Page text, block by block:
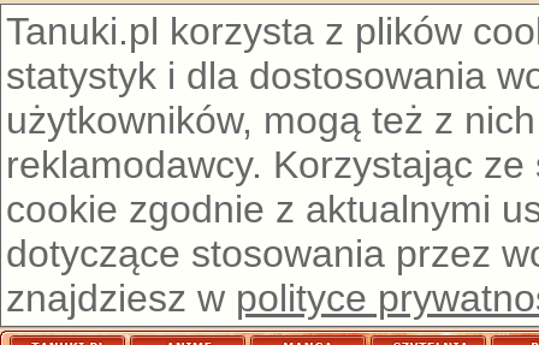
Tanuki.pl korzysta z plików
statystyk i dla dostosowania
użytkowników, mogą też z
reklamodawcy. Korzystając
cookie zgodnie z aktualnymi
dotyczące stosowania przez
znajdziesz w polityce